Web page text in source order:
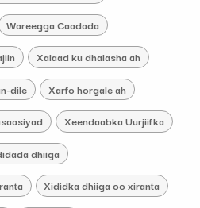
Wareegga Caadada
Xalaad ku dhalasha ah
dile Xarfo horgale ah
Xeendaabka Uurjiifka
dhiiga
Xididka dhiiga oo xiranta